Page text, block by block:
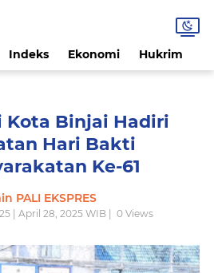
Indeks Ekonomi Hukrim
Binjai Hadiri
Hari Bakti
Ke-61
PALI EKSPRES
| April 28, 2025 WIB | 0 Views